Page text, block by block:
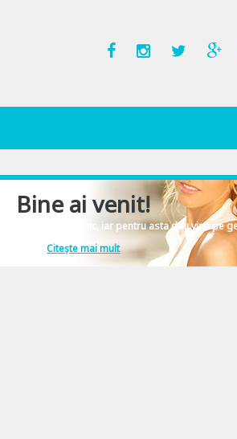
tocmai uzual pentru noi, mai ales ca
Bine ai venit!
Îmi place să comunic, iar pentru asta dau vina pe
Citește mai mult